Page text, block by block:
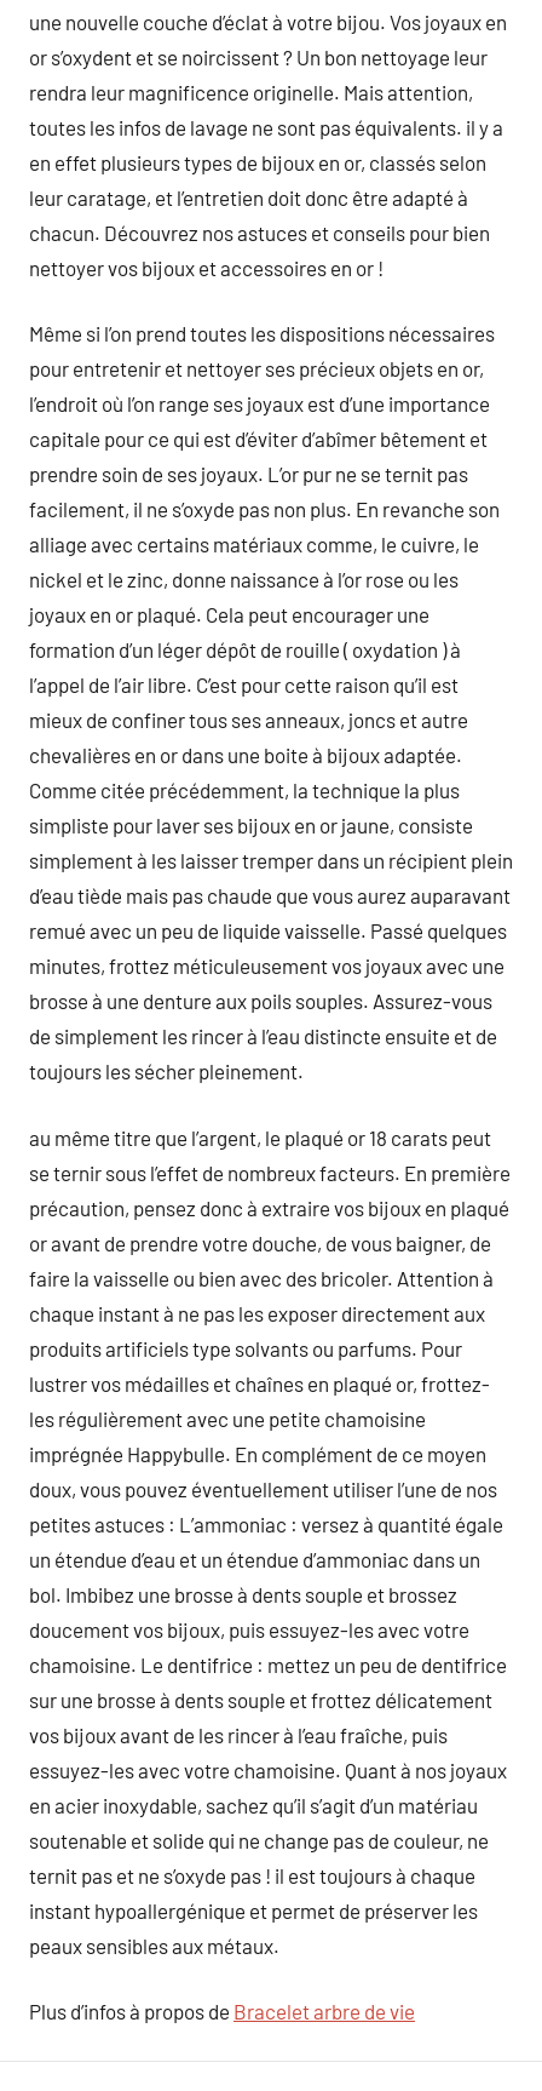
une nouvelle couche d’éclat à votre bijou. Vos joyaux en
or s’oxydent et se noircissent ? Un bon nettoyage leur
rendra leur magnificence originelle. Mais attention,
toutes les infos de lavage ne sont pas équivalents. il y a
en effet plusieurs types de bijoux en or, classés selon
leur caratage, et l’entretien doit donc être adapté à
chacun. Découvrez nos astuces et conseils pour bien
nettoyer vos bijoux et accessoires en or !
Même si l’on prend toutes les dispositions nécessaires
pour entretenir et nettoyer ses précieux objets en or,
l’endroit où l’on range ses joyaux est d’une importance
capitale pour ce qui est d’éviter d’abîmer bêtement et
prendre soin de ses joyaux. L’or pur ne se ternit pas
facilement, il ne s’oxyde pas non plus. En revanche son
alliage avec certains matériaux comme, le cuivre, le
nickel et le zinc, donne naissance à l’or rose ou les
joyaux en or plaqué. Cela peut encourager une
formation d’un léger dépôt de rouille ( oxydation ) à
l’appel de l’air libre. C’est pour cette raison qu’il est
mieux de confiner tous ses anneaux, joncs et autre
chevalières en or dans une boite à bijoux adaptée.
Comme citée précédemment, la technique la plus
simpliste pour laver ses bijoux en or jaune, consiste
simplement à les laisser tremper dans un récipient plein
d’eau tiède mais pas chaude que vous aurez auparavant
remué avec un peu de liquide vaisselle. Passé quelques
minutes, frottez méticuleusement vos joyaux avec une
brosse à une denture aux poils souples. Assurez-vous
de simplement les rincer à l’eau distincte ensuite et de
toujours les sécher pleinement.
au même titre que l’argent, le plaqué or 18 carats peut
se ternir sous l’effet de nombreux facteurs. En première
précaution, pensez donc à extraire vos bijoux en plaqué
or avant de prendre votre douche, de vous baigner, de
faire la vaisselle ou bien avec des bricoler. Attention à
chaque instant à ne pas les exposer directement aux
produits artificiels type solvants ou parfums. Pour
lustrer vos médailles et chaînes en plaqué or, frottez-
les régulièrement avec une petite chamoisine
imprégnée Happybulle. En complément de ce moyen
doux, vous pouvez éventuellement utiliser l’une de nos
petites astuces : L’ammoniac : versez à quantité égale
un étendue d’eau et un étendue d’ammoniac dans un
bol. Imbibez une brosse à dents souple et brossez
doucement vos bijoux, puis essuyez-les avec votre
chamoisine. Le dentifrice : mettez un peu de dentifrice
sur une brosse à dents souple et frottez délicatement
vos bijoux avant de les rincer à l’eau fraîche, puis
essuyez-les avec votre chamoisine. Quant à nos joyaux
en acier inoxydable, sachez qu’il s’agit d’un matériau
soutenable et solide qui ne change pas de couleur, ne
ternit pas et ne s’oxyde pas ! il est toujours à chaque
instant hypoallergénique et permet de préserver les
peaux sensibles aux métaux.
Plus d’infos à propos de Bracelet arbre de vie